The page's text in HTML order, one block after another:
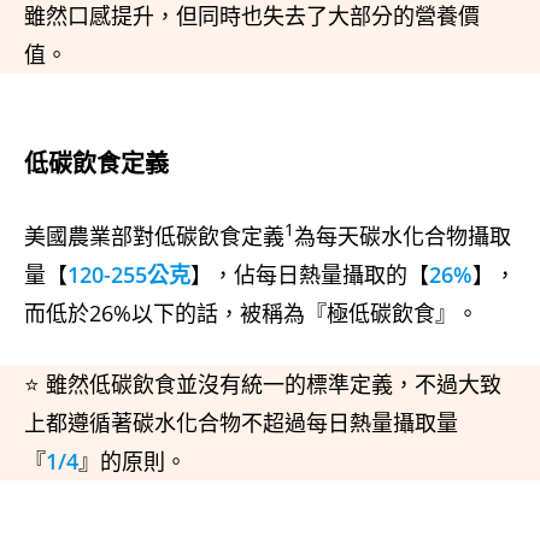
雖然口感提升，但同時也失去了大部分的營養價
值。
低碳飲食定義
美國農業部對低碳飲食定義1為每天碳水化合物攝取
量【120-255公克】，佔每日熱量攝取的【26%】，
而低於26%以下的話，被稱為『極低碳飲食』。
⭐ 雖然低碳飲食並沒有統一的標準定義，不過大致
上都遵循著碳水化合物不超過每日熱量攝取量
『1/4』的原則。